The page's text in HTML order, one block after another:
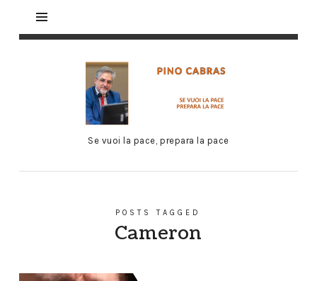
Se vuoi la pace, prepara la pace
POSTS TAGGED
Cameron